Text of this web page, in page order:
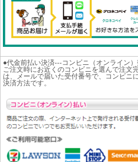
●代金前払い決済---コンビニ（オンライン
ご注文時にお近くのコンビニを選んで注文
は、メールで届いた受付番号で、コンビニ
決済方法です。